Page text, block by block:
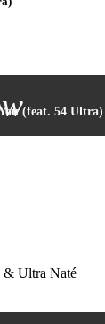
(feat. 54 Ultra)
Ultra Naté